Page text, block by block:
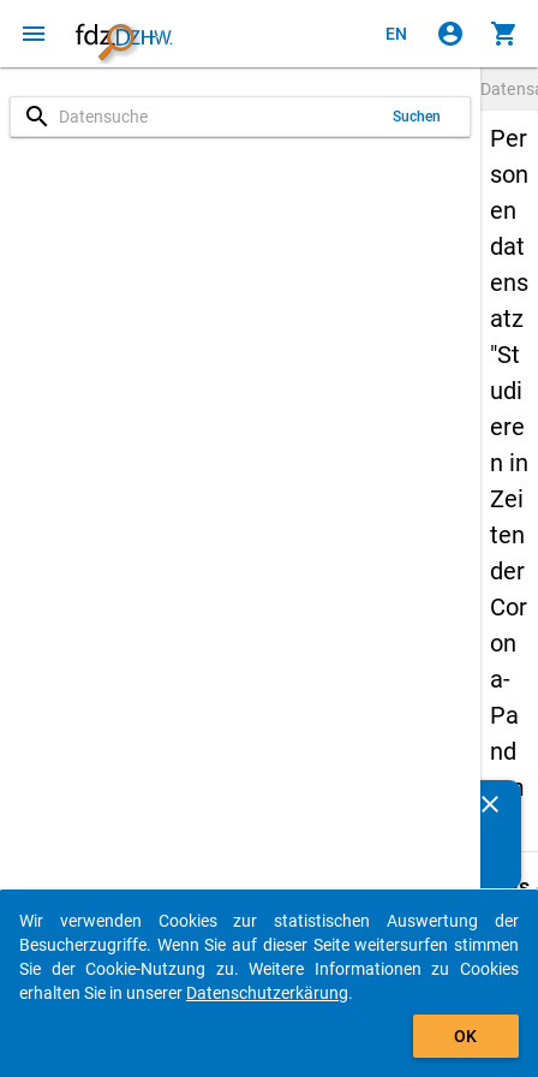
menu EN account_circle shopping_cart
search Suchen
Per
son
en
dat
ens
atz
"St
udi
ere
n in
Zei
ten
der
Cor
on
a-
Pa
nd
em
Details
Typ:
breit
clear
auto_stories
add_shopping_cart
Wir verwenden Cookies zur statistischen Auswertung der
Besucherzugriffe. Wenn Sie auf dieser Seite weitersurfen stimmen
Sie der Cookie-Nutzung zu. Weitere Informationen zu Cookies
erhalten Sie in unserer Datenschutzerkärung.
OK